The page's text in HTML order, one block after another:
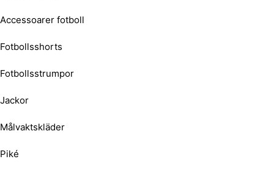
Accessoarer fotboll
Fotbollsshorts
Fotbollsstrumpor
Jackor
Målvaktskläder
Piké